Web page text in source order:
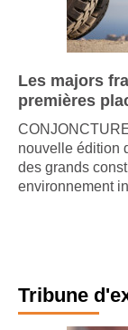
Les majors
premières
nouvelle édition
des grands
environnement
Tribune